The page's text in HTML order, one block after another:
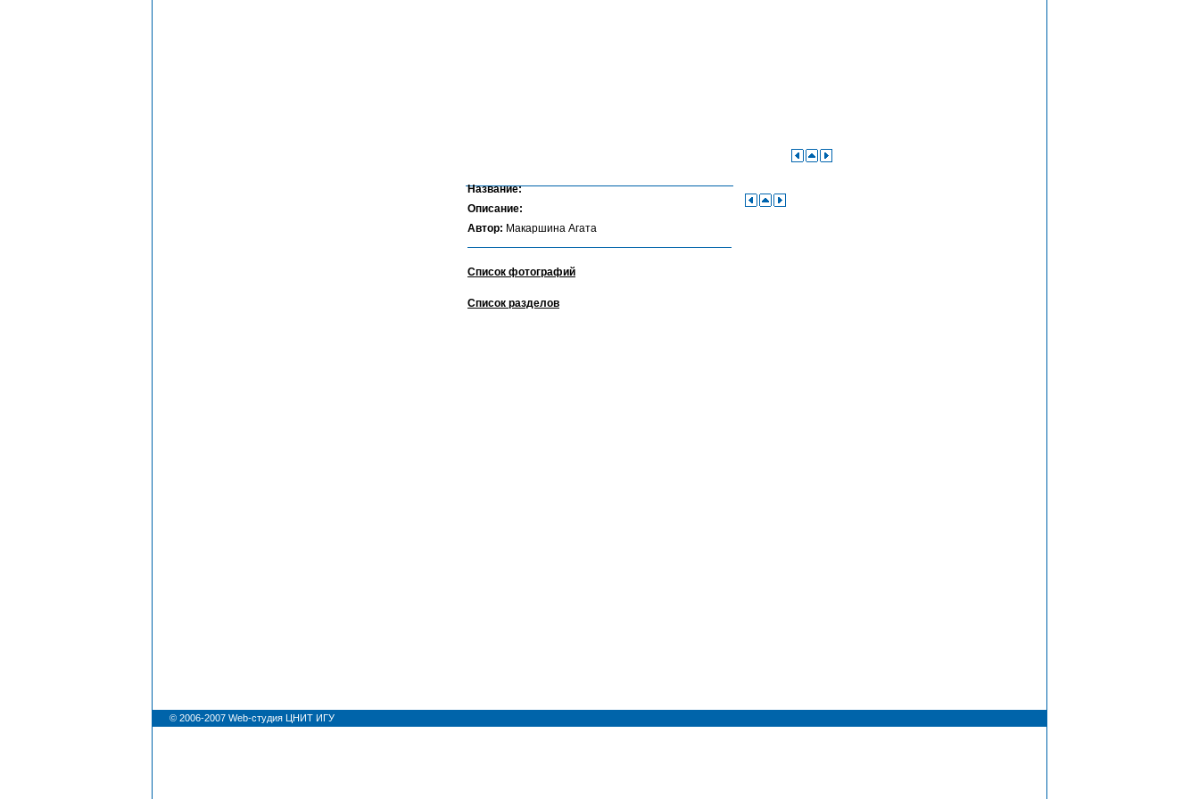
Название:
Описание:
Автор: Макаршина Агата
Список фотографий
Список разделов
© 2006-2007 Web-студия ЦНИТ ИГУ